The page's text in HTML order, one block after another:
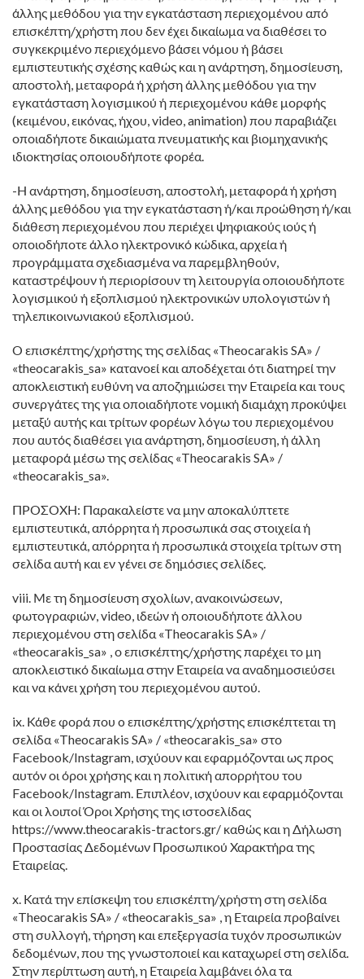
άλλης μεθόδου για την εγκατάσταση περιεχομένου από
επισκέπτη/χρήστη που δεν έχει δικαίωμα να διαθέσει το
συγκεκριμένο περιεχόμενο βάσει νόμου ή βάσει
εμπιστευτικής σχέσης καθώς και η ανάρτηση, δημοσίευση,
αποστολή, μεταφορά ή χρήση άλλης μεθόδου για την
εγκατάσταση λογισμικού ή περιεχομένου κάθε μορφής
(κειμένου, εικόνας, ήχου, video, animation) που παραβιάζει
οποιαδήποτε δικαιώματα πνευματικής και βιομηχανικής
ιδιοκτησίας οποιουδήποτε φορέα.
-Η ανάρτηση, δημοσίευση, αποστολή, μεταφορά ή χρήση
άλλης μεθόδου για την εγκατάσταση ή/και προώθηση ή/και
διάθεση περιεχομένου που περιέχει ψηφιακούς ιούς ή
οποιοδήποτε άλλο ηλεκτρονικό κώδικα, αρχεία ή
προγράμματα σχεδιασμένα να παρεμβληθούν,
καταστρέψουν ή περιορίσουν τη λειτουργία οποιουδήποτε
λογισμικού ή εξοπλισμού ηλεκτρονικών υπολογιστών ή
τηλεπικοινωνιακού εξοπλισμού.
Ο επισκέπτης/χρήστης της σελίδας «Theocarakis SA» /
«theocarakis_sa» κατανοεί και αποδέχεται ότι διατηρεί την
αποκλειστική ευθύνη να αποζημιώσει την Εταιρεία και τους
συνεργάτες της για οποιαδήποτε νομική διαμάχη προκύψει
μεταξύ αυτής και τρίτων φορέων λόγω του περιεχομένου
που αυτός διαθέσει για ανάρτηση, δημοσίευση, ή άλλη
μεταφορά μέσω της σελίδας «Theocarakis SA» /
«theocarakis_sa».
ΠΡΟΣΟΧΗ: Παρακαλείστε να μην αποκαλύπτετε
εμπιστευτικά, απόρρητα ή προσωπικά σας στοιχεία ή
εμπιστευτικά, απόρρητα ή προσωπικά στοιχεία τρίτων στη
σελίδα αυτή και εν γένει σε δημόσιες σελίδες.
viii. Με τη δημοσίευση σχολίων, ανακοινώσεων,
φωτογραφιών, video, ιδεών ή οποιουδήποτε άλλου
περιεχομένου στη σελίδα «Theocarakis SA» /
«theocarakis_sa» , ο επισκέπτης/χρήστης παρέχει το μη
αποκλειστικό δικαίωμα στην Εταιρεία να αναδημοσιεύσει
και να κάνει χρήση του περιεχομένου αυτού.
ix. Κάθε φορά που o επισκέπτης/χρήστης επισκέπτεται τη
σελίδα «Theocarakis SA» / «theocarakis_sa» στο
Facebook/Instagram, ισχύουν και εφαρμόζονται ως προς
αυτόν οι όροι χρήσης και η πολιτική απορρήτου του
Facebook/Instagram. Επιπλέον, ισχύουν και εφαρμόζονται
και οι λοιποί Όροι Χρήσης της ιστοσελίδας
https://www.theocarakis-tractors.gr/ καθώς και η Δήλωση
Προστασίας Δεδομένων Προσωπικού Χαρακτήρα της
Εταιρείας.
x. Κατά την επίσκεψη του επισκέπτη/χρήστη στη σελίδα
«Theocarakis SA» / «theocarakis_sa» , η Εταιρεία προβαίνει
στη συλλογή, τήρηση και επεξεργασία τυχόν προσωπικών
δεδομένων, που της γνωστοποιεί και καταχωρεί στη σελίδα.
Στην περίπτωση αυτή, η Εταιρεία λαμβάνει όλα τα